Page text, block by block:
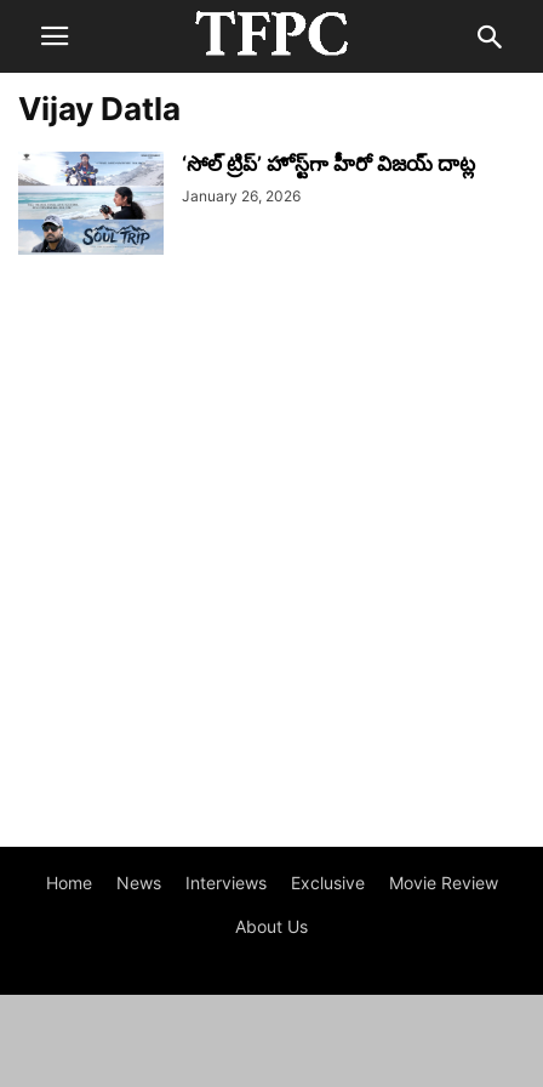
Vijay Datla
‘సోల్ ట్రిప్’ హోస్ట్‌గా హీరో విజ‌య్ దాట్ల
January 26, 2026
Home News Interviews Exclusive Movie Review
About Us